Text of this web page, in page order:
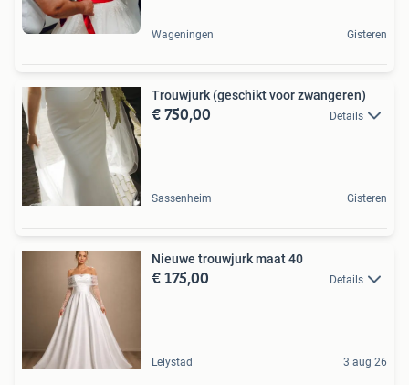
Wageningen Gisteren
Trouwjurk (geschikt voor zwangeren)
€ 750,00 Details
Sassenheim Gisteren
Nieuwe trouwjurk maat 40
€ 175,00 Details
Lelystad 3 aug 26